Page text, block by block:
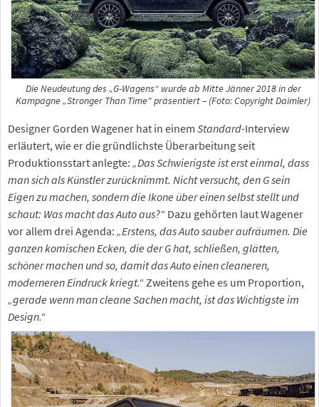
Die Neudeutung des „G-Wagens“ wurde ab Mitte Jänner 2018 in der
Kampagne „Stronger Than Time" präsentiert – (Foto: Copyright Daimler)
Designer Gorden Wagener hat in einem Standard-Interview
erläutert, wie er die gründlichste Überarbeitung seit
Produktionsstart anlegte: „Das Schwierigste ist erst einmal, dass
man sich als Künstler zurücknimmt. Nicht versucht, den G sein
Eigen zu machen, sondern die Ikone über einen selbst stellt und
schaut: Was macht das Auto aus?“ Dazu gehörten laut Wagener
vor allem drei Agenda: „Erstens, das Auto sauber aufräumen. Die
ganzen komischen Ecken, die der G hat, schließen, glätten,
schöner machen und so, damit das Auto einen cleaneren,
moderneren Eindruck kriegt.“ Zweitens gehe es um Proportion,
„gerade wenn man cleane Sachen macht, ist das Wichtigste im
Design.“